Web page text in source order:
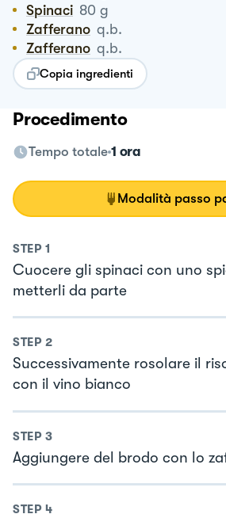
Spinaci 80 g
Zafferano q.b.
Zafferano q.b.
Copia ingredienti
Procedimento
Tempo totale 1 ora
Modalità passo
STEP 1
Cuocere gli spinaci con uno
metterli da parte
STEP 2
Successivamente rosolare il
con il vino bianco
STEP 3
Aggiungere del brodo con lo
STEP 4